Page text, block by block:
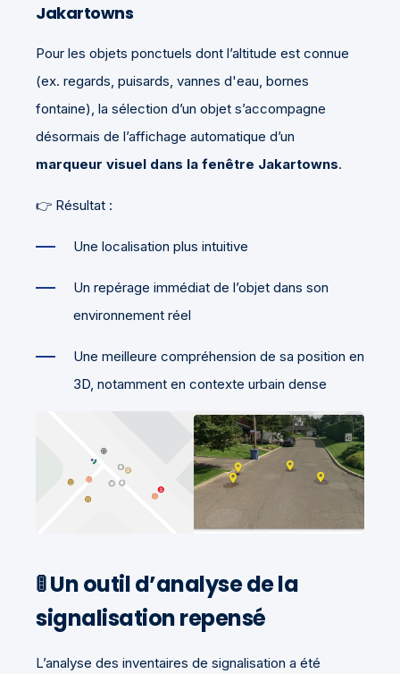
Jakartowns
Pour les objets ponctuels dont l’altitude est connue
(ex. regards, puisards, vannes d'eau, bornes
fontaine), la sélection d’un objet s’accompagne
désormais de l’affichage automatique d’un
marqueur visuel dans la fenêtre Jakartowns.
👉 Résultat :
Une localisation plus intuitive
Un repérage immédiat de l’objet dans son
environnement réel
Une meilleure compréhension de sa position en
3D, notamment en contexte urbain dense
🚦 Un outil d’analyse de la
signalisation repensé
L’analyse des inventaires de signalisation a été